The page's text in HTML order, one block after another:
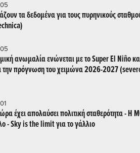
τα δεδομένα για τους πυρηνικούς
ανωμαλία ενώνεται με το Super El Niño
πρόγνωση του χειμώνα 2026-2027
έχει απολαύσει πολιτική σταθερότητα - Η
- Sky is the limit για το γάλλιο